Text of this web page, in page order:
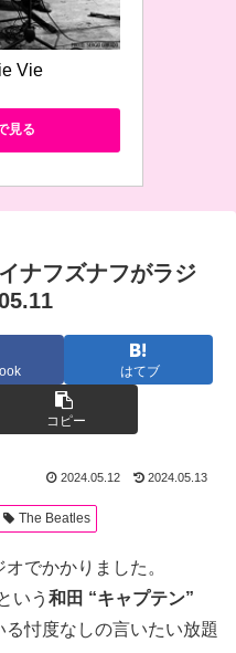
Vie
見る
ナフズナフがラジ
はてブ
コピー
2024.05.12 2024.05.13
The Beatles
オでかかりました。
いう 和田 “キャプテン”
忖度なしの言いたい放題